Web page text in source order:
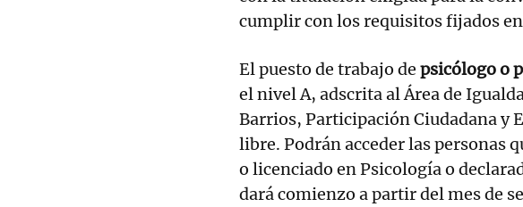
cumplir con los requisitos fijados en
El puesto de trabajo de psicólogo o
el nivel A, adscrita al Área de
Barrios, Participación Ciudadana y
libre. Podrán acceder las personas
o licenciado en Psicología o
dará comienzo a partir del mes de